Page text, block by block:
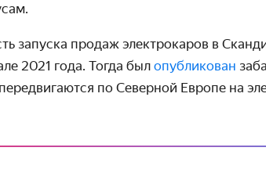
запуска продаж электрокаров в
2021 года. Тогда был опубликован
по Северной Европе на